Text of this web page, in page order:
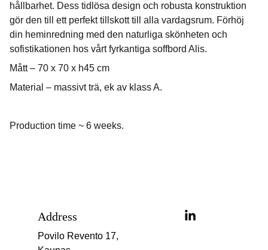
hållbarhet. Dess tidlösa design och robusta konstruktion
gör den till ett perfekt tillskott till alla vardagsrum. Förhöj
din heminredning med den naturliga skönheten och
sofistikationen hos vårt fyrkantiga soffbord Alis.
Mått – 70 x 70 x h45 cm
Material – massivt trä, ek av klass A.
Production time ~ 6 weeks.
Address
Povilo Revento 17,